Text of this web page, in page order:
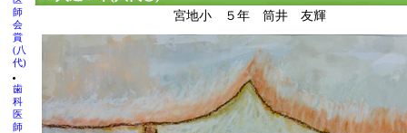
師
会
賞
(八
代)
歯
科
医
師
宮地小 ５年 筒井 友輝